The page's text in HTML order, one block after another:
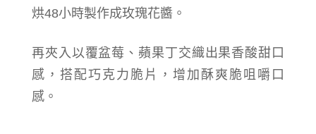
烘48小時製作成玫瑰花醬。
再夾入以覆盆莓、蘋果丁交織出果香酸甜口
感，搭配巧克力脆片，增加酥爽脆咀嚼口
感。